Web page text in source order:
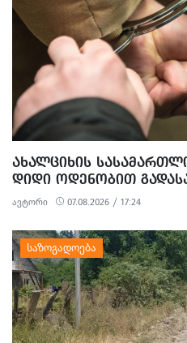
ᲐᲮᲐᲚᲪᲘᲮᲘᲡ
ᲓᲘᲓᲘ ᲝᲓᲔᲜᲝᲑᲘᲗ
ᲐᲠᲘᲓᲔᲑᲘᲡ, ᲓᲘᲓᲘ
ᲛᲪᲓᲔᲚᲝᲑᲘᲡ ᲓᲐ
ᲓᲐᲖᲘᲐᲜᲔᲑᲘᲡ ᲤᲐᲥᲢᲔᲑᲖᲔ
ავტორი 07.08.2026 / 17:24